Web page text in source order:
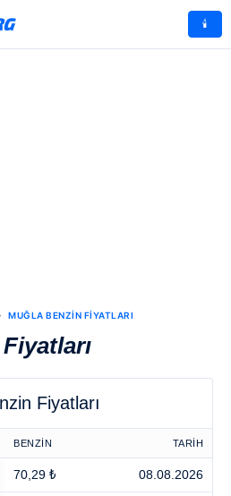
🕯️
MUĞLA BENZIN FIYATLARI
Fiyatları
BENZİN TARİH
70,29 ₺ 08.08.2026